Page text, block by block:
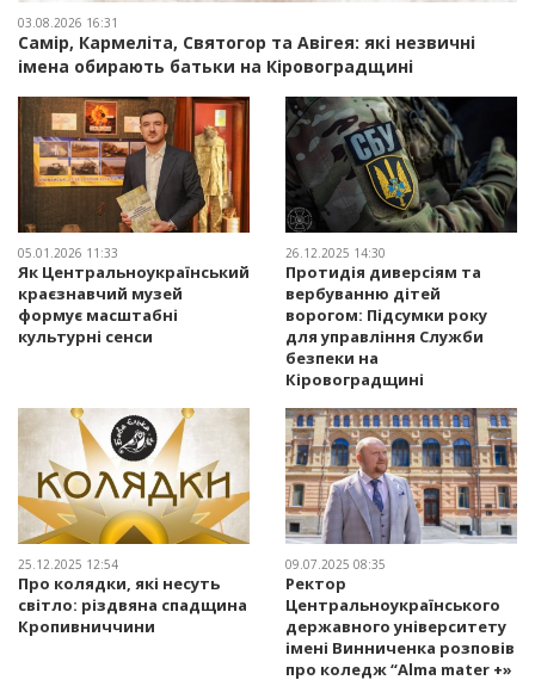
03.08.2026 16:31
Самір, Кармеліта, Святогор та Авігея: які незвичні
імена обирають батьки на Кіровоградщині
05.01.2026 11:33
Як Центральноукраїнський
краєзнавчий музей
формує масштабні
культурні сенси
26.12.2025 14:30
Протидія диверсіям та
вербуванню дітей
ворогом: Підсумки року
для управління Служби
безпеки на
Кіровоградщині
25.12.2025 12:54
Про колядки, які несуть
світло: різдвяна спадщина
Кропивниччини
09.07.2025 08:35
Ректор
Центральноукраїнського
державного університету
імені Винниченка розповів
про коледж “Alma mater +»